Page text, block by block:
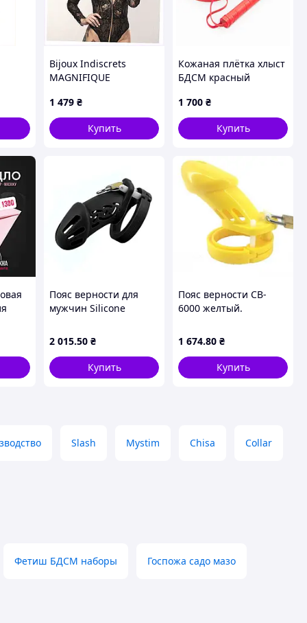
Bijoux Indiscrets
MAGNIFIQUE
украшение-плеть
11X19B497X
1 479 ₴
Купить
Кожаная плётка хлыст
БДСМ красный
1 700 ₴
Купить
Пояс верности для
мужчин Silicone
Standart черный Кайф
2 015.50 ₴
Купить
Пояс верности CB-
6000 желтый.
1 674.80 ₴
Купить
Slash Mystim Chisa Collar
Фетиш БДСМ наборы Госпожа садо мазо